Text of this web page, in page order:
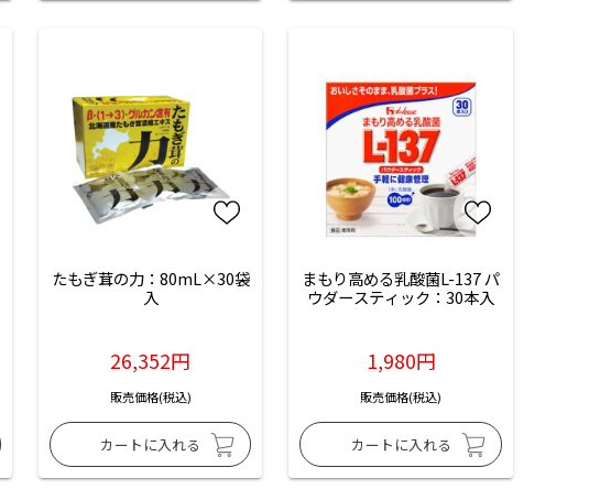
たもぎ茸の力：80mL×30袋
入
26,352円
販売価格(税込)
まもり高める乳酸菌L-137 パ
ウダースティック：30本入
1,980円
販売価格(税込)